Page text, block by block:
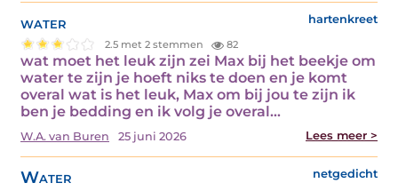
water hartenkreet
2.5 met 2 stemmen 82
wat moet het leuk zijn zei Max bij het beekje om
water te zijn je hoeft niks te doen en je komt
overal wat is het leuk, Max om bij jou te zijn ik
ben je bedding en ik volg je overal…
W.A. van Buren 25 juni 2026 Lees meer >
Water netgedicht